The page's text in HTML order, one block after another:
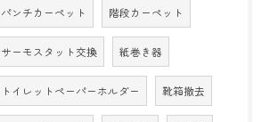
パンチカーペット 階段カーペット
サーモスタット交換 紙巻き器
トイレットペーパーホルダー 靴箱撤去